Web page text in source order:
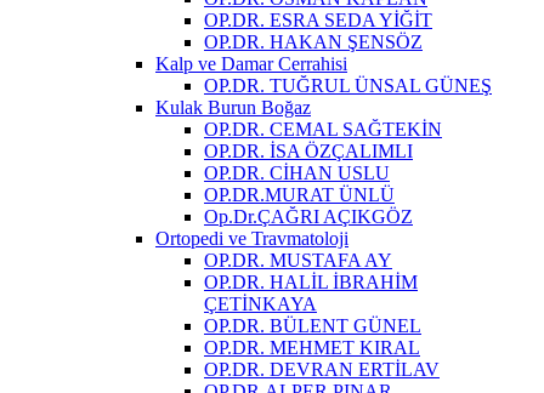
OP.DR. ESRA SEDA YİĞİT
OP.DR. HAKAN ŞENSÖZ
Kalp ve Damar Cerrahisi
OP.DR. TUĞRUL ÜNSAL GÜNEŞ
Kulak Burun Boğaz
OP.DR. CEMAL SAĞTEKİN
OP.DR. İSA ÖZÇALIMLI
OP.DR. CİHAN USLU
OP.DR.MURAT ÜNLÜ
Op.Dr.ÇAĞRI AÇIKGÖZ
Ortopedi ve Travmatoloji
OP.DR. MUSTAFA AY
OP.DR. HALİL İBRAHİM
ÇETİNKAYA
OP.DR. BÜLENT GÜNEL
OP.DR. MEHMET KIRAL
OP.DR. DEVRAN ERTİLAV